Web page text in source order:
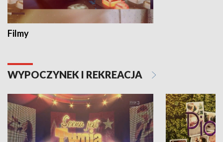
Filmy
WYPOCZYNEK I REKREACJA